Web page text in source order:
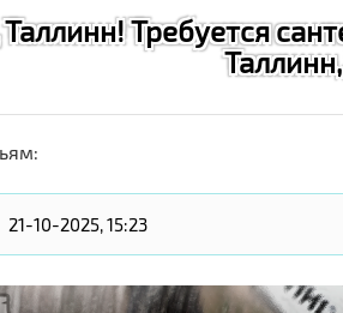
Требуется
21-10-2025, 15:23